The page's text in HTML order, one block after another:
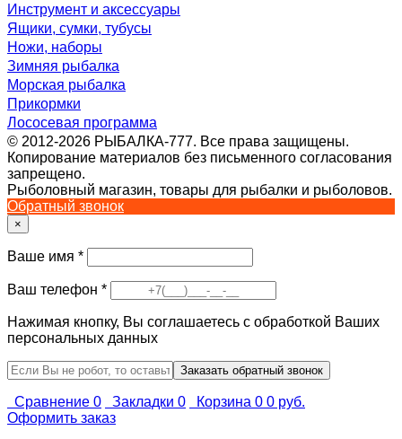
Инструмент и аксессуары
Ящики, сумки, тубусы
Ножи, наборы
Зимняя рыбалка
Морская рыбалка
Прикормки
Лососевая программа
© 2012-2026 РЫБАЛКА-777. Все права защищены.
Копирование материалов без письменного согласования
запрещено.
Рыболовный магазин, товары для рыбалки и рыболовов.
Обратный звонок
×
Ваше имя *
Ваш телефон *
Нажимая кнопку, Вы соглашаетесь с обработкой Ваших
персональных данных
Сравнение 0 Закладки 0 Корзина 0 0 руб.
Оформить заказ